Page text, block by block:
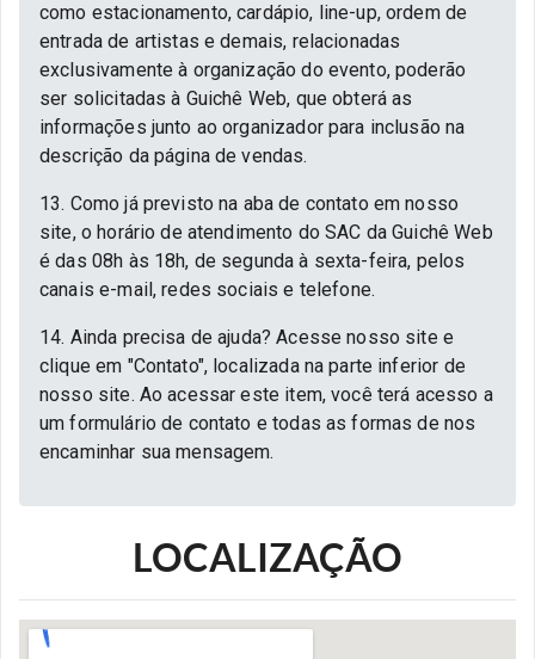
como estacionamento, cardápio, line-up, ordem de
entrada de artistas e demais, relacionadas
exclusivamente à organização do evento, poderão
ser solicitadas à Guichê Web, que obterá as
informações junto ao organizador para inclusão na
descrição da página de vendas.
13. Como já previsto na aba de contato em nosso
site, o horário de atendimento do SAC da Guichê Web
é das 08h às 18h, de segunda à sexta-feira, pelos
canais e-mail, redes sociais e telefone.
14. Ainda precisa de ajuda? Acesse nosso site e
clique em "Contato", localizada na parte inferior de
nosso site. Ao acessar este item, você terá acesso a
um formulário de contato e todas as formas de nos
encaminhar sua mensagem.
LOCALIZAÇÃO